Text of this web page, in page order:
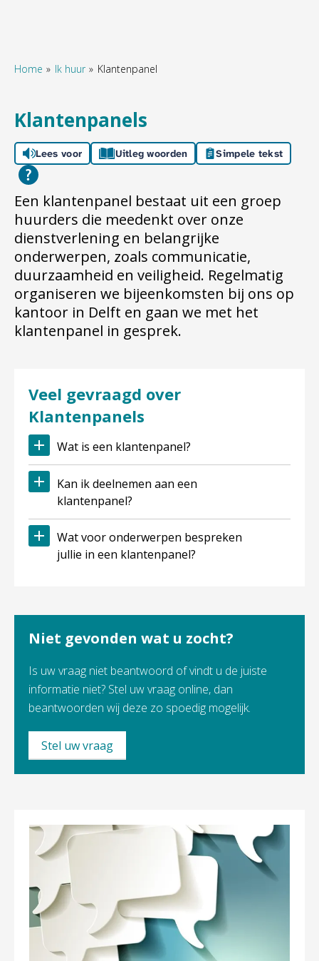
Naar hoofdinhoud
Naar hoofdnavigatiemenu
Naar zoeken
Home Ik huur Klantenpanel
Klantenpanels
Lees voor Uitleg woorden Simpele tekst
Een klantenpanel bestaat uit een groep
huurders die meedenkt over onze
dienstverlening en belangrijke
onderwerpen, zoals communicatie,
duurzaamheid en veiligheid. Regelmatig
organiseren we bijeenkomsten bij ons op
kantoor in Delft en gaan we met het
klantenpanel in gesprek.
Veel gevraagd over
Klantenpanels
Wat is een klantenpanel?
Kan ik deelnemen aan een
klantenpanel?
Wat voor onderwerpen bespreken
jullie in een klantenpanel?
Niet gevonden wat u zocht?
Is uw vraag niet beantwoord of vindt u de juiste
informatie niet? Stel uw vraag online, dan
beantwoorden wij deze zo spoedig mogelijk.
Stel uw vraag